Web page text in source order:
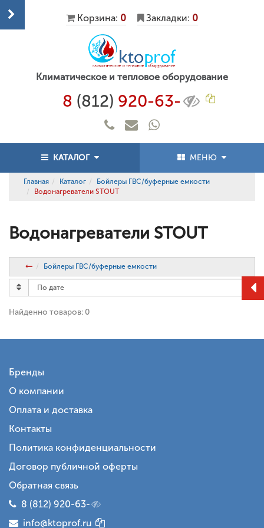
Корзина: 0 Закладки: 0
Климатическое и тепловое оборудование
8 (812) 920-63-
КАТАЛОГ МЕНЮ
Главная Каталог
Бойлеры ГВС/буферные емкости
Водонагреватели STOUT
Водонагреватели STOUT
Бойлеры ГВС/буферные емкости
Найденно товаров: 0
Бренды
О компании
Оплата и доставка
Контакты
Политика конфиденциальности
Договор публичной оферты
Обратная связь
8 (812) 920-63-
info@ktoprof.ru